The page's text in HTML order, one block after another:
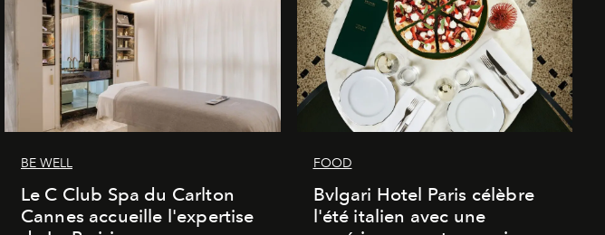
BE WELL
Le C Club Spa du Carlton
Cannes accueille l'expertise
FOOD
Bvlgari Hotel Paris célèbre
l'été italien avec une